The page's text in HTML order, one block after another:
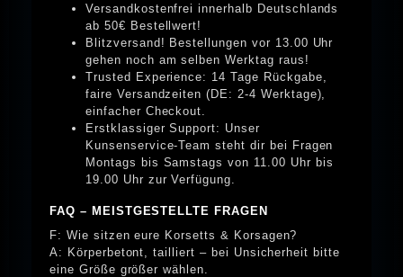
Versandkostenfrei innerhalb Deutschlands
ab 50€ Bestellwert!
Blitzversand! Bestellungen vor 13.00 Uhr
gehen noch am selben Werktag raus!
Trusted Experience: 14 Tage Rückgabe,
faire Versandzeiten (DE: 2-4 Werktage),
einfacher Checkout.
Erstklassiger Support: Unser
Kunsenservice-Team steht dir bei Fragen
Montags bis Samstags von 11.00 Uhr bis
19.00 Uhr zur Verfügung.
FAQ – MEISTGESTELLTE FRAGEN
F: Wie sitzen eure Korsetts & Korsagen?
A: Körperbetont, tailliert – bei Unsicherheit bitte
eine Größe größer wählen.